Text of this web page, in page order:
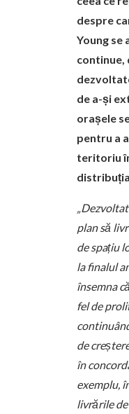
despre
Young se
de a-și
orașele
pentru a
teritoriu
distribuția.
plan să
de spațiu
la finalul
însemna
fel de
de
în
exemplu,
livrările